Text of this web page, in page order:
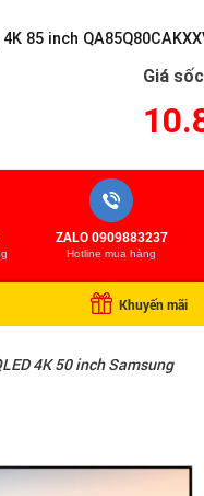
ZALO 0909883237
Hotline mua hàng
Khuyến mãi
4K 50 inch Samsung
85 inch
Giá